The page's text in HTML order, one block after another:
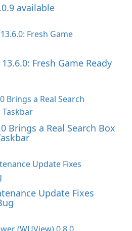
available
Fresh Game Ready
Brings a Real Search Box
Update Fixes